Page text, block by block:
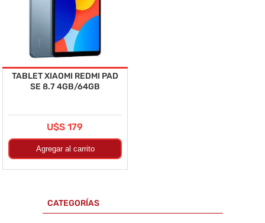
TABLET XIAOMI REDMI PAD
SE 8.7 4GB/64GB
U$S 179
CATEGORÍAS